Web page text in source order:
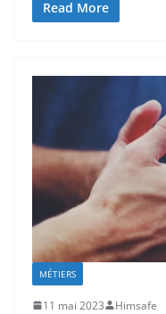
Read More
MÉTIERS
11 mai 2023 Himsafe